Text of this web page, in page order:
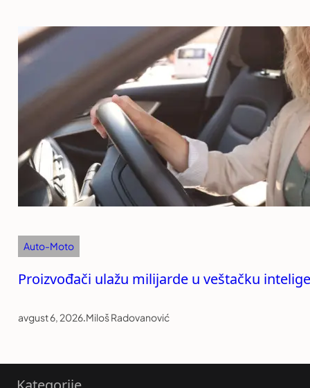
Auto-Moto
Proizvođači ulažu milijarde u veštačku
avgust 6, 2026.Miloš Radovanović